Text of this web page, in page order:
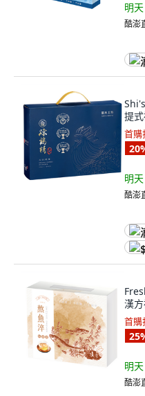
明
酷澎
提
首購
20
明
酷澎
漢
首購
25
明
酷澎